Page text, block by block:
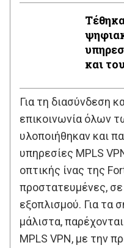
και
Για τη διασύνδεση
επικοινωνία όλων
υλοποιήθηκαν και
υπηρεσίες MPLS
οπτικής ίνας της
προστατευμένες,
εξοπλισμού. Για τα
μάλιστα,
MPLS VPN, με την